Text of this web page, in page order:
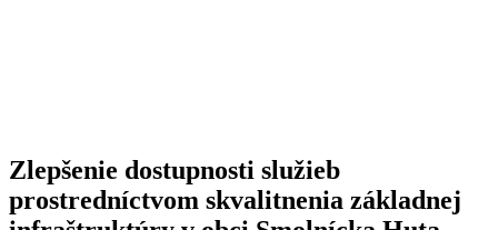
Zlepšenie dostupnosti služieb
prostredníctvom skvalitnenia základnej